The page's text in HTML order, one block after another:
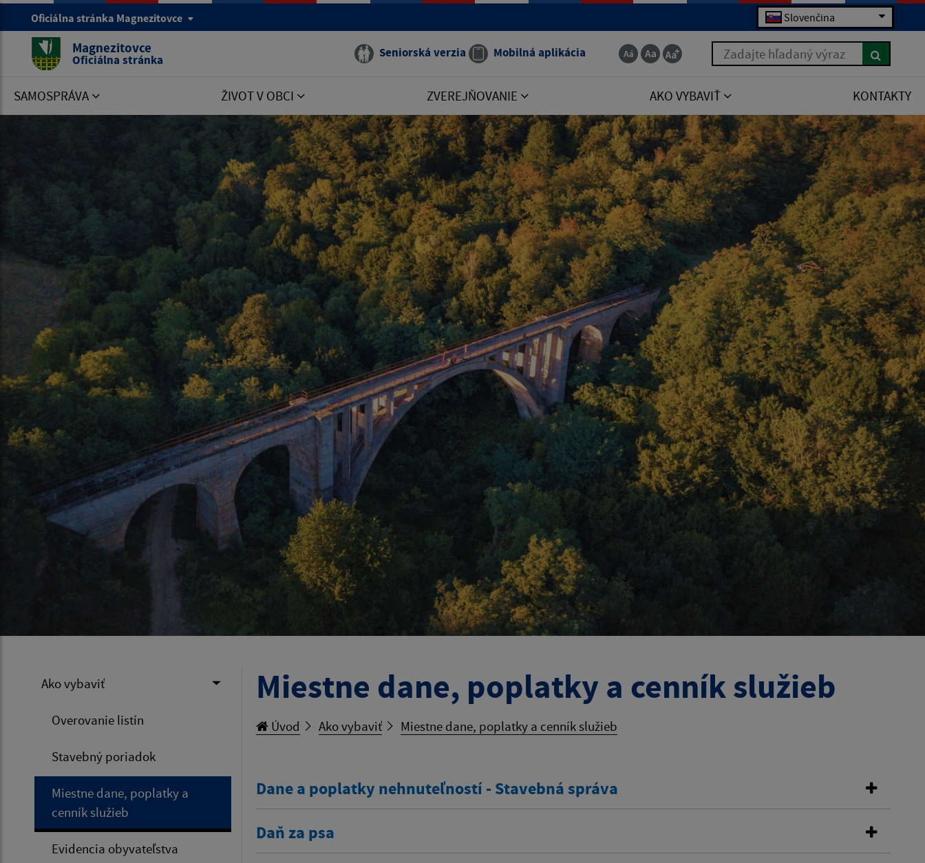
Oficiálna stránka Magnezitovce Slovenčina
Magnezitovce
Oficiálna stránka Seniorská verzia Mobilná aplikácia Zadajte hľadaný výraz
SAMOSPRÁVA ŽIVOT V OBCI ZVEREJŇOVANIE AKO VYBAVIŤ KONTAKTY
Ako vybaviť
Overovanie listín
Stavebný poriadok
Miestne dane, poplatky a
cenník služieb
Evidencia obyvateľstva
Miestne dane, poplatky a cenník služieb
Úvod Ako vybaviť Miestne dane, poplatky a cenník služieb
Dane a poplatky nehnuteľností - Stavebná správa
Daň za psa